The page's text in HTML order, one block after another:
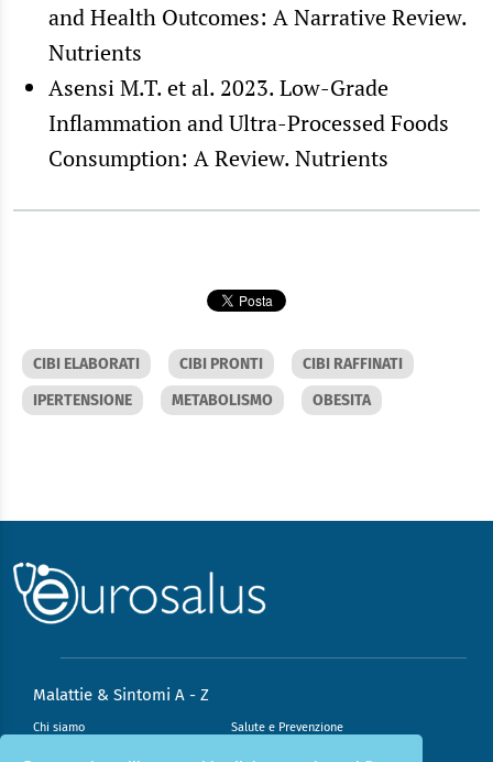
and Health Outcomes: A Narrative Review.
Nutrients
Asensi M.T. et al. 2023. Low-Grade
Inflammation and Ultra-Processed Foods
Consumption: A Review. Nutrients
CIBI ELABORATI CIBI PRONTI
CIBI RAFFINATI
IPERTENSIONE
METABOLISMO OBESITA
Malattie & Sintomi A - Z
Chi siamo Salute e Prevenzione